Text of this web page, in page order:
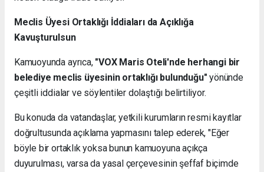
Meclis Üyesi Ortaklığı İddiaları da Açıklığa
Kavuşturulsun
Kamuoyunda ayrıca, "VOX Maris Oteli'nde herhangi bir
belediye meclis üyesinin ortaklığı bulunduğu" yönünde
çeşitli iddialar ve söylentiler dolaştığı belirtiliyor.
Bu konuda da vatandaşlar, yetkili kurumların resmi kayıtlar
doğrultusunda açıklama yapmasını talep ederek, "Eğer
böyle bir ortaklık yoksa bunun kamuoyuna açıkça
duyurulması, varsa da yasal çerçevesinin şeffaf biçimde